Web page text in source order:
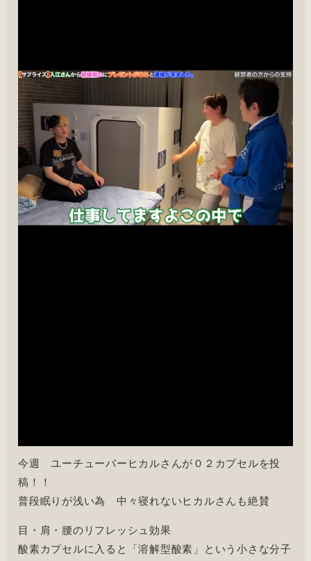
今週 ユーチューバーヒカルさんが０２カプセルを投
稿！！
普段眠りが浅い為 中々寝れないヒカルさんも絶賛
目・肩・腰のリフレッシュ効果
酸素カプセルに入ると「溶解型酸素」という小さな分子